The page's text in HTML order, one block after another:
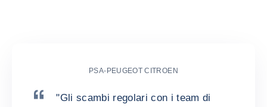
PSA-PEUGEOT CITROEN
"Gli scambi regolari con i team di